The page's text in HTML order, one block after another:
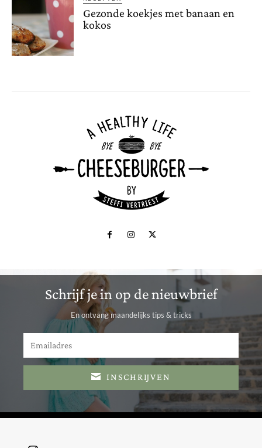
Gezonde koekjes met banaan en
kokos
Schrijf je in op de nieuwbrief
En ontvang maandelijks tips & tricks
INSCHRIJVEN